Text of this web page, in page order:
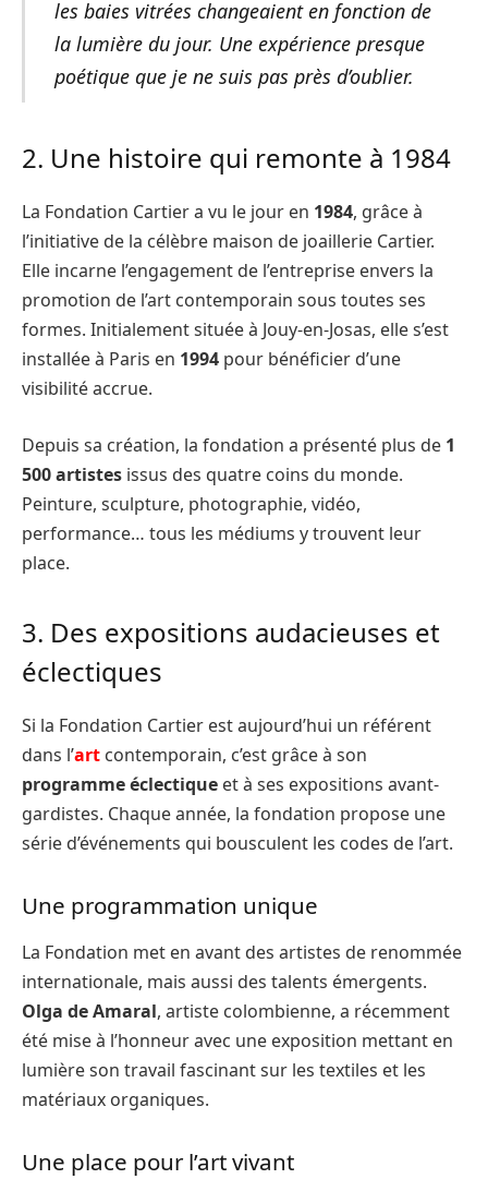
les baies vitrées changeaient en fonction de
la lumière du jour. Une expérience presque
poétique que je ne suis pas près d’oublier.
2. Une histoire qui remonte à 1984
La Fondation Cartier a vu le jour en 1984, grâce à
l’initiative de la célèbre maison de joaillerie Cartier.
Elle incarne l’engagement de l’entreprise envers la
promotion de l’art contemporain sous toutes ses
formes. Initialement située à Jouy-en-Josas, elle s’est
installée à Paris en 1994 pour bénéficier d’une
visibilité accrue.
Depuis sa création, la fondation a présenté plus de 1
500 artistes issus des quatre coins du monde.
Peinture, sculpture, photographie, vidéo,
performance… tous les médiums y trouvent leur
place.
3. Des expositions audacieuses et
éclectiques
Si la Fondation Cartier est aujourd’hui un référent
dans l’art contemporain, c’est grâce à son
programme éclectique et à ses expositions avant-
gardistes. Chaque année, la fondation propose une
série d’événements qui bousculent les codes de l’art.
Une programmation unique
La Fondation met en avant des artistes de renommée
internationale, mais aussi des talents émergents.
Olga de Amaral, artiste colombienne, a récemment
été mise à l’honneur avec une exposition mettant en
lumière son travail fascinant sur les textiles et les
matériaux organiques.
Une place pour l’art vivant